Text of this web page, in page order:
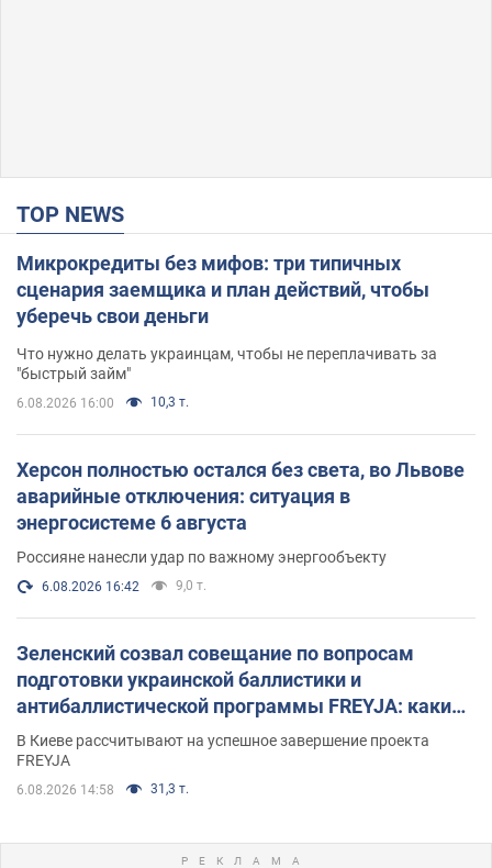
TOP NEWS
Микрокредиты без мифов: три типичных
сценария заемщика и план действий, чтобы
уберечь свои деньги
Что нужно делать украинцам, чтобы не переплачивать за
"быстрый займ"
6.08.2026 16:00 10,3 т.
Херсон полностью остался без света, во Львове
аварийные отключения: ситуация в
энергосистеме 6 августа
Россияне нанесли удар по важному энергообъекту
6.08.2026 16:42 9,0 т.
Зеленский созвал совещание по вопросам
подготовки украинской баллистики и
антибаллистической программы FREYJA: какие
решения готовятся
В Киеве рассчитывают на успешное завершение проекта
FREYJA
6.08.2026 14:58 31,3 т.